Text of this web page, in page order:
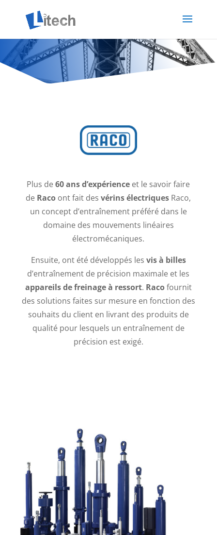
Plus de60 ans d’expérience et le savoir faire
de Raco ont fait desvérins électriques Raco,
un concept d’entraînement préféré dans le
domaine des mouvements linéaires
électromécaniques.
Ensuite, ont été développés les vis à billes
d’entraînement de précision maximale et les
appareils de freinage à ressort. Racofournit
des solutions faites sur mesure en fonction des
souhaits du client en livrant des produits de
qualité pour lesquels un entraînement de
précision est exigé.